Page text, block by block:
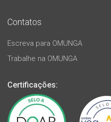
Contatos
Escreva para OMUNGA
Trabalhe na OMUNGA
Certificações: